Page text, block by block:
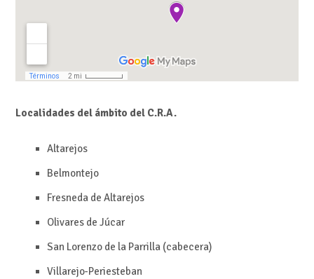
Localidades del ámbito del C.R.A.
Altarejos
Belmontejo
Fresneda de Altarejos
Olivares de Júcar
San Lorenzo de la Parrilla (cabecera)
Villarejo-Periesteban